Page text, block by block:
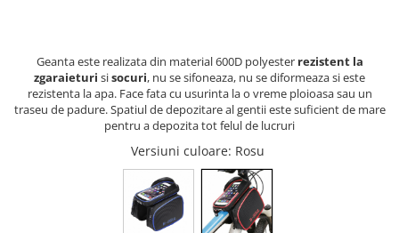
Geanta este realizata din material 600D polyester rezistent la
zgaraieturi sisocuri, nu se sifoneaza, nu se diformeaza si este
rezistenta la apa. Face fata cu usurinta la o vreme ploioasa sau un
traseu de padure. Spatiul de depozitare al gentii este suficient de mare
pentru a depozita tot felul de lucruri
Versiuni culoare: Rosu